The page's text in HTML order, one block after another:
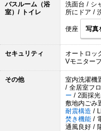
バスルーム（浴
室）/ トイレ
洗面台 / シ
所にドア /
便座 写真
セキュリティ オートロッ
Vモニター
その他 室内洗濯機
/ 全居室フ
ー / 2面採
敷地内ごみ
耐震構造 /
焚き機能 /
通風良好 /